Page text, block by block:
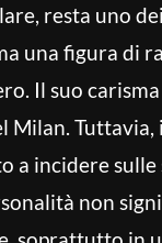
resta uno
una figura di
Il suo
Milan. Tuttavia,
a incidere
non